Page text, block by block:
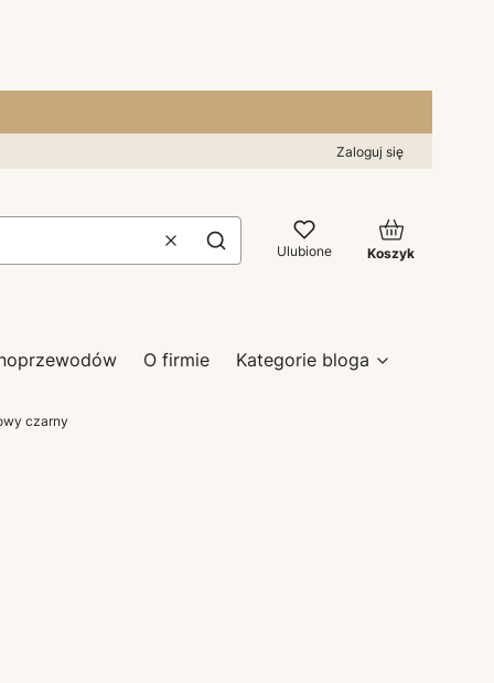
Zaloguj się
WyczyśćSzukaj Ulubione
Produkty w
Koszyk
O firmie Kategorie bloga
czarny